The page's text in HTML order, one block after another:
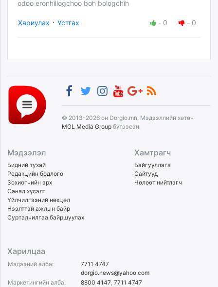
odoo eronhillogchoo boh bologchih
Хариулах · Устгах - 0 - 0
© 2013-2026 он Dorgio.mn, Мэдээллийн хөтөч
MGL Media Group бүтээсэн.
Мэдээлэл
Бидний тухай
Редакцийн бодлого
Зохиогчийн эрх
Санал хүсэлт
Үйлчилгээний нөхцөл
Нээлттэй ажлын байр
Сурталчилгаа байршуулах
Хамтрагч
Байгууллага
Сайтууд
Чөлөөт нийтлэгч
Харилцаа
Мэдээний алба:
7711 4747
dorgio.news@yahoo.com
Маркетингийн алба:
8800 4147, 7711 4747